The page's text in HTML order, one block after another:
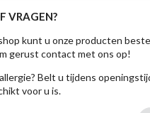
VRAGEN?
kunt u onze producten
gerust contact met ons op!
Belt u tijdens
voor u is.